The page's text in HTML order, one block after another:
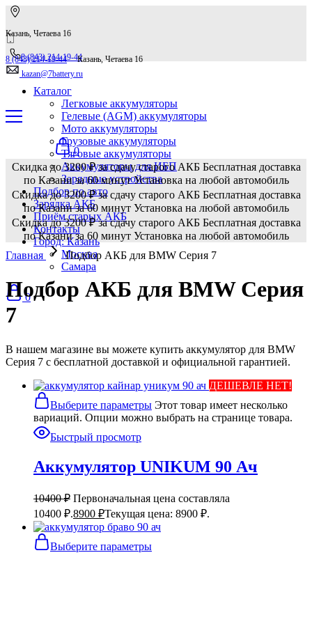
Казань, Четаева 16
8 (843) 214-19-44
kazan@7battery.ru
8 (843) 214-19-44Казань, Четаева 16
Каталог
Легковые аккумуляторы
Гелевые (AGM) аккумуляторы
Мото аккумуляторы
Грузовые аккумуляторы
Тяговые аккумуляторы
Аккумуляторы для ИБП
Зарядные устройства
Подбор по авто
Зарядка АКБ
Приём старых АКБ
Контакты
Город: Казань
Москва
Самара
0
0
Скидка до 3200 ₽ за сдачу старого АКБ Бесплатная доставка
по Казани за 60 минут Установка на любой автомобиль
Скидка до 3200 ₽ за сдачу старого АКБ Бесплатная доставка
по Казани за 60 минут Установка на любой автомобиль
Скидка до 3200 ₽ за сдачу старого АКБ Бесплатная доставка
по Казани за 60 минут Установка на любой автомобиль
Главная
Подбор АКБ для BMW Серия 7
Подбор АКБ для BMW Серия
7
В нашем магазине вы можете купить аккумулятор для BMW
Серия 7 с бесплатной доставкой и официальной гарантией.
ДЕШЕВЛЕ НЕТ!
Выберите параметры Этот товар имеет несколько
вариаций. Опции можно выбрать на странице товара.
Быстрый просмотр
Аккумулятор UNIKUM 90 Ач
10400₽ Первоначальная цена составляла
10400 ₽.8900 ₽Текущая цена: 8900 ₽.
Выберите параметры